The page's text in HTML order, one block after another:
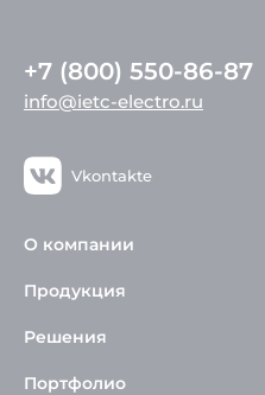
+7 (800) 550-86-87
info@ietc-electro.ru
Vkontakte
О компании
Продукция
Решения
Портфолио